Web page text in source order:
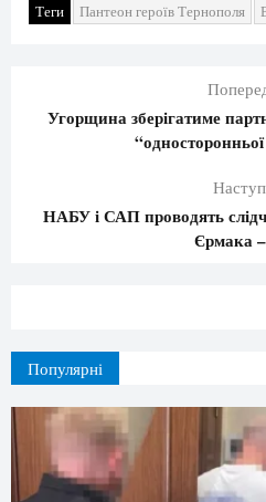
Теги Пантеон героїв Тернополя
Угорщина зберігатиме
НАБУ і САП проводять
Єрмака
Популярні